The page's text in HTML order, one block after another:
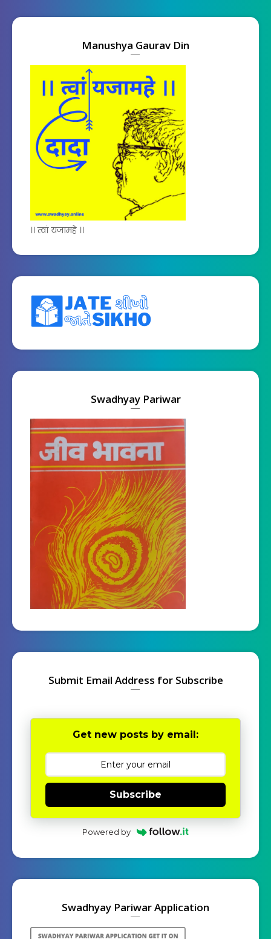
Manushya Gaurav Din
।। त्वां यजामहे ।।
Swadhyay Pariwar
Submit Email Address for Subscribe
Get new posts by email:
Subscribe
Powered by
Swadhyay Pariwar Application